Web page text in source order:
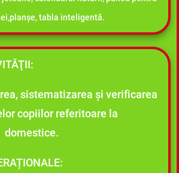
tabla inteligentă.
sistematizarea și verificarea
copiilor referitoare la
domestice.